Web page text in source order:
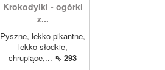
Krokodylki - ogórki
z...
Pyszne, lekko pikantne,
lekko słodkie,
chrupiące,... ⇖ 293